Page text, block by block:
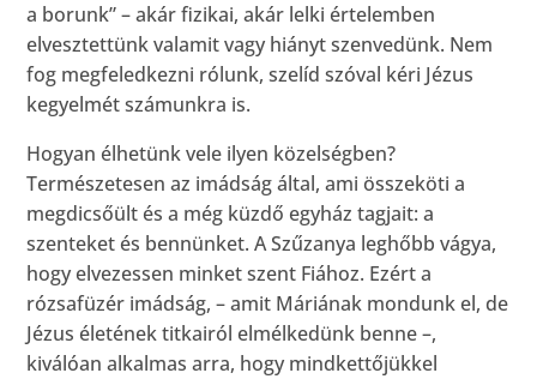
a borunk” – akár fizikai, akár lelki értelemben
elvesztettünk valamit vagy hiányt szenvedünk. Nem
fog megfeledkezni rólunk, szelíd szóval kéri Jézus
kegyelmét számunkra is.
Hogyan élhetünk vele ilyen közelségben?
Természetesen az imádság által, ami összeköti a
megdicsőült és a még küzdő egyház tagjait: a
szenteket és bennünket. A Szűzanya leghőbb vágya,
hogy elvezessen minket szent Fiához. Ezért a
rózsafüzér imádság, – amit Máriának mondunk el, de
Jézus életének titkairól elmélkedünk benne –,
kiválóan alkalmas arra, hogy mindkettőjükkel